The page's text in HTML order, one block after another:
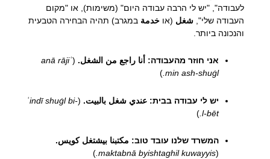
לעבודה", "יש לי הרבה עבודה היום" (משימות), או "מקום
העבודה שלי", شغل (או خدمة במגרב) תהיה הבחירה הטבעית
והנכונה ביותר.
אני חוזר מהעבודה: أنا راجع من الشغل. (
anā rājiʿ
min ash-shuġl.
)
יש לי עבודה בבית: عندي شغل بالبيت. (
ʿindī shuġl bi-
l-bēt.
)
המשרד שלנו עובד טוב: مكتبنا بيشتغل كويس.
(
maktabnā byishtaghil kuwayyis.
)